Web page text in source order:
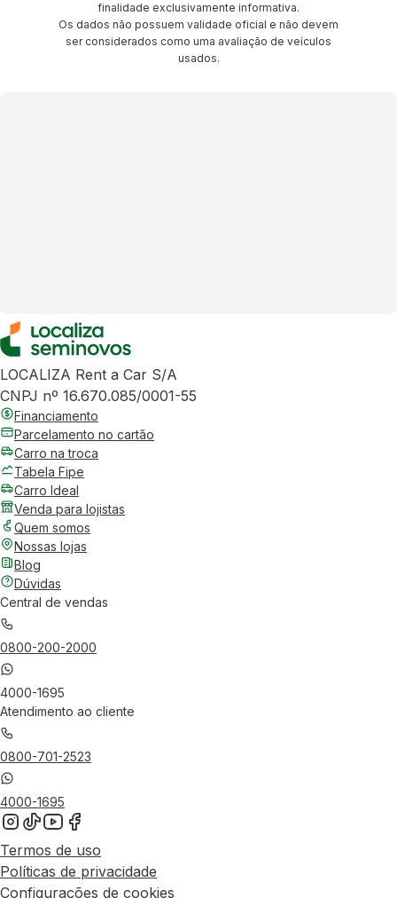
finalidade exclusivamente informativa.
Os dados não possuem validade oficial e não devem
ser considerados como uma avaliação de veículos
usados.
LOCALIZA Rent a Car S/A
CNPJ nº 16.670.085/0001-55
Financiamento
Parcelamento no cartão
Carro na troca
Tabela Fipe
Carro Ideal
Venda para lojistas
Quem somos
Nossas lojas
Blog
Dúvidas
Central de vendas
0800-200-2000
4000-1695
Atendimento ao cliente
0800-701-2523
4000-1695
Termos de uso
Políticas de privacidade
Configurações de cookies